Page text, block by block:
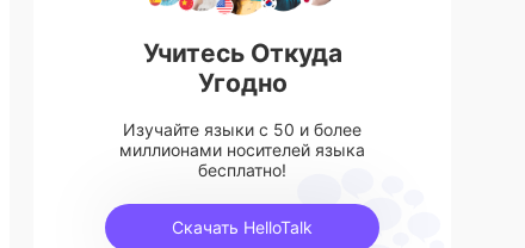
Учитесь Откуда
Угодно
Изучайте языки с 50 и более
миллионами носителей языка
бесплатно!
Скачать HelloTalk